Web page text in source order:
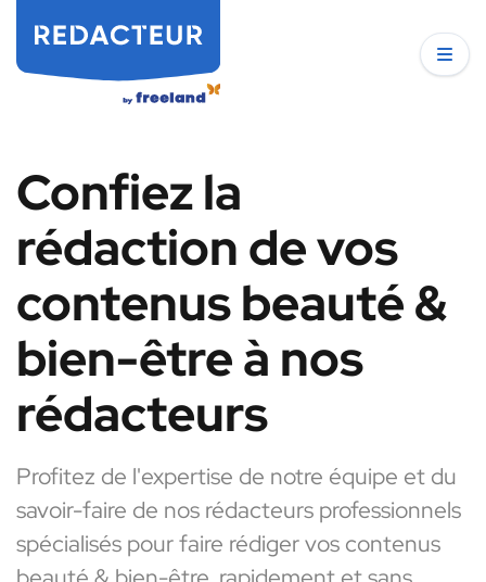
Confiez la
rédaction de vos
contenus beauté &
bien-être à nos
rédacteurs
Profitez de l'expertise de notre équipe et du
savoir-faire de nos rédacteurs professionnels
spécialisés pour faire rédiger vos contenus